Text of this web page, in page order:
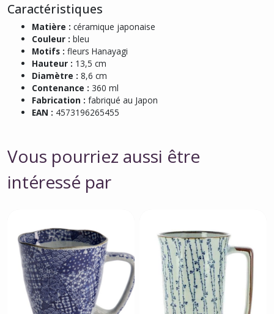
Caractéristiques
Matière : céramique japonaise
Couleur : bleu
Motifs : fleurs Hanayagi
Hauteur : 13,5 cm
Diamètre : 8,6 cm
Contenance : 360 ml
Fabrication : fabriqué au Japon
EAN : 4573196265455
Vous pourriez aussi être
intéressé par